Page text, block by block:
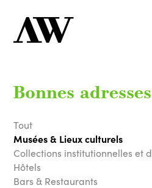
Bonnes adresses
Tout
Musées & Lieux culturels
Collections institutionnelles et
Hôtels
Bars & Restaurants